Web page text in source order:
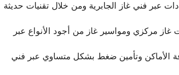
عبر فني غاز الجابرية ومن خلال تقنيات حديثة
مركزي ومواسير غاز من أجود الأنواع عبر
الأماكن وتأمين ضغط بشكل متساوي عبر فني